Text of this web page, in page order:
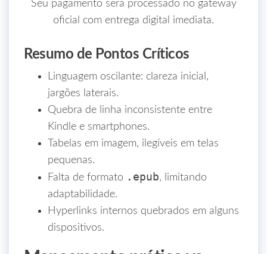
Seu pagamento será processado no gateway
oficial com entrega digital imediata.
Resumo de Pontos Críticos
Linguagem oscilante: clareza inicial,
jargões laterais.
Quebra de linha inconsistente entre
Kindle e smartphones.
Tabelas em imagem, ilegíveis em telas
pequenas.
Falta de formato .epub, limitando
adaptabilidade.
Hyperlinks internos quebrados em alguns
dispositivos.